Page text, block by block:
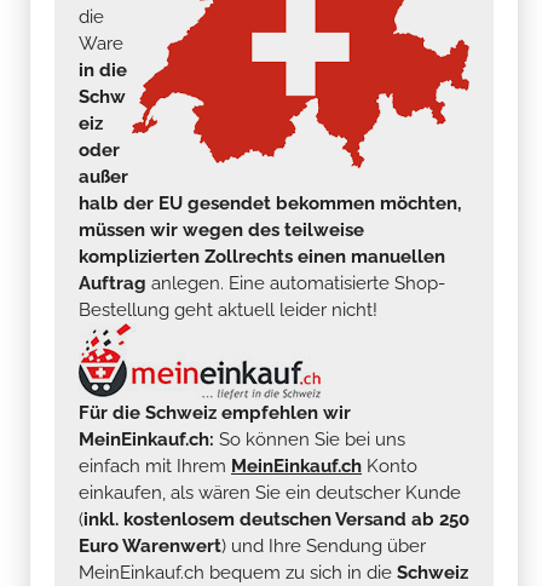
die
Ware
in die
Schw
eiz
oder
außer
halb der EU gesendet bekommen möchten,
müssen wir wegen des teilweise
komplizierten Zollrechts einen manuellen
Auftrag anlegen. Eine automatisierte Shop-
Bestellung geht aktuell leider nicht!
Für die Schweiz empfehlen wir
MeinEinkauf.ch: So können Sie bei uns
einfach mit Ihrem MeinEinkauf.ch Konto
einkaufen, als wären Sie ein deutscher Kunde
(inkl. kostenlosem deutschen Versand ab 250
Euro Warenwert) und Ihre Sendung über
MeinEinkauf.ch bequem zu sich in die Schweiz